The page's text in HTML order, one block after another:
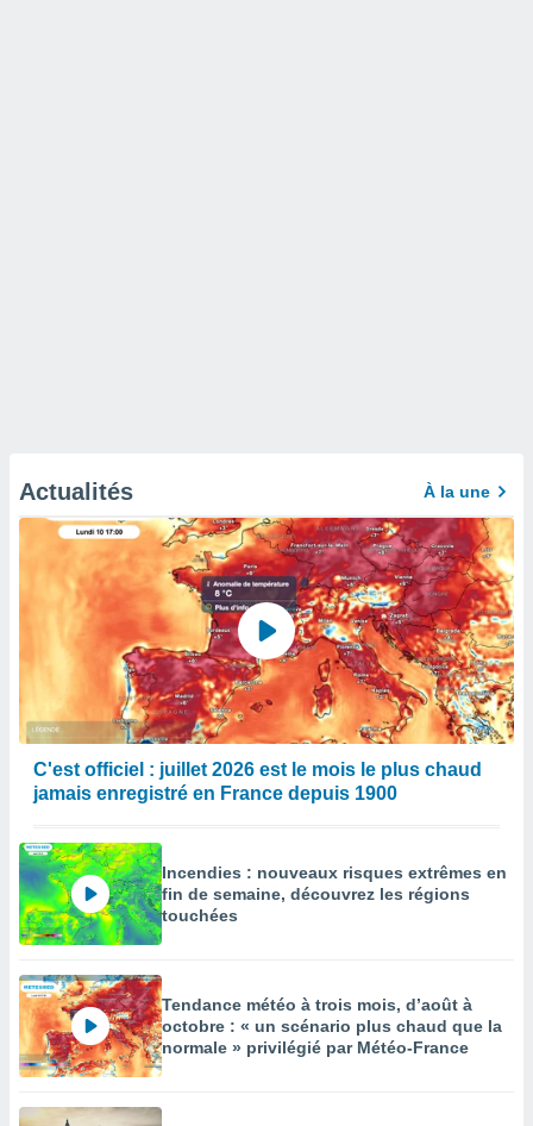
Actualités À la une
C'est officiel : juillet 2026 est le mois le plus chaud
jamais enregistré en France depuis 1900
Incendies : nouveaux risques extrêmes en
fin de semaine, découvrez les régions
touchées
Tendance météo à trois mois, d’août à
octobre : « un scénario plus chaud que la
normale » privilégié par Météo-France